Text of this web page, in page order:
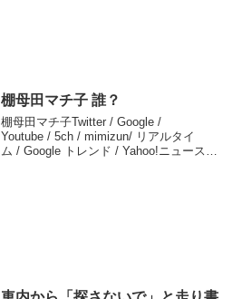
棚母田マチ子 誰？
棚母田マチ子Twitter / Google /
Youtube / 5ch / mimizun/ リアルタイ
ム / Google トレンド / Yahoo!ニュース